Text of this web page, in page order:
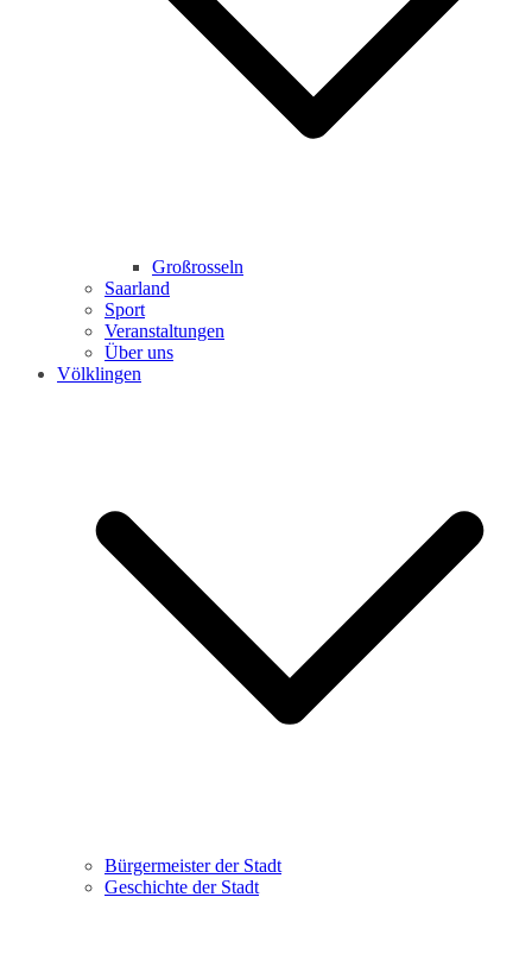
Großrosseln
Saarland
Sport
Veranstaltungen
Über uns
Völklingen
Bürgermeister der Stadt
Geschichte der Stadt